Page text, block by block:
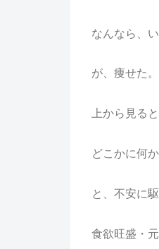
なんなら、
が、痩せた。
上から見る
どこかに何
と、不安に
食欲旺盛・